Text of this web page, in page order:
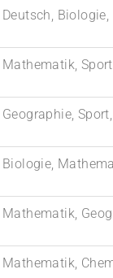
Deutsch,
Mathematik, Sport
Geographie,
Biologie,
Mathematik,
Mathematik,